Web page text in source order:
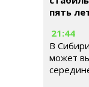
пять
21:44
В
может